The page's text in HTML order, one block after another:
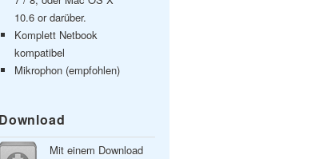
10.6 or darüber.
Komplett Netbook
kompatibel
Mikrophon (empfohlen)
Download
Mit einem Download